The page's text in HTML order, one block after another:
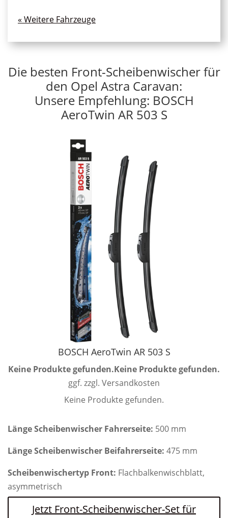
Die besten Front-Scheibenwischer für
den Opel Astra Caravan:
Unsere Empfehlung: BOSCH
AeroTwin AR 503 S
BOSCH AeroTwin AR 503 S
Keine Produkte gefunden.Keine Produkte gefunden.
ggf. zzgl. Versandkosten
Keine Produkte gefunden.
Länge Scheibenwischer Fahrerseite: 500 mm
Länge Scheibenwischer Beifahrerseite: 475 mm
Scheibenwischertyp Front: Flachbalkenwischblatt,
asymmetrisch
Jetzt Front-Scheibenwischer-Set für